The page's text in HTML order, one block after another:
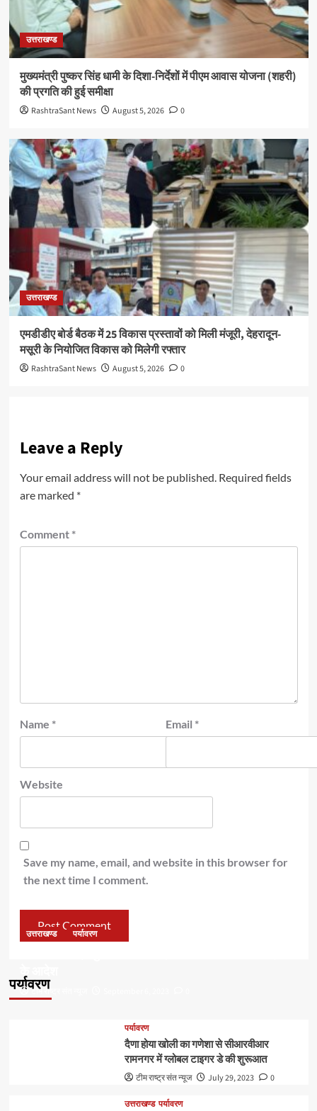
उत्तराखण्ड
मुख्यमंत्री पुष्कर सिंह धामी के दिशा-निर्देशों में पीएम आवास योजना (शहरी)
की प्रगति की हुई समीक्षा
RashtraSant News August 5, 2026 0
उत्तराखण्ड
एमडीडीए बोर्ड बैठक में 25 विकास प्रस्तावों को मिली मंजूरी, देहरादून-
मसूरी के नियोजित विकास को मिलेगी रफ्तार
RashtraSant News August 5, 2026 0
Leave a Reply
Your email address will not be published. Required fields
are marked *
Comment *
Name * Email *
Website
Save my name, email, and website in this browser for
the next time I comment.
पर्यावरण
उत्तराखण्ड पर्यावरण
के आदेश
टीम राष्ट्र संत न्यूज
पर्यावरण
दैणा होया खोली का गणेशा से सीआरवीआर
रामनगर में ग्लोबल टाइगर डे की शुरूआत
टीम राष्ट्र संत न्यूज July 29, 2023 0
उत्तराखण्ड पर्यावरण